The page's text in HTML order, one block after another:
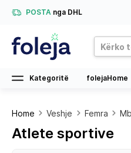
POSTA nga DHL
Kategoritë folejaHome
Home Veshje Femra
Atlete sportive